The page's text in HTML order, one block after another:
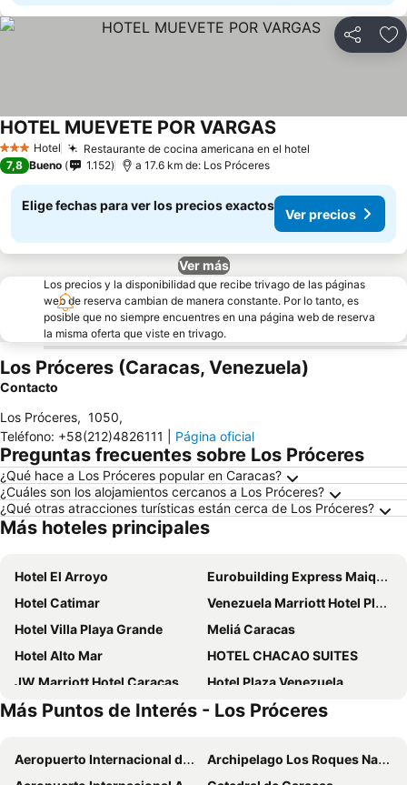
Compartir
3 Estrellas
Hotel Restaurante de cocina americana en el hotel
HOTEL MUEVETE POR VARGAS
7,8 Bueno 1.152 a 17.6 km de: Los Próceres
Elige fechas para ver los precios exactos
Ver precios
Ver más
Los precios y la disponibilidad que recibe trivago de las páginas
web de reserva cambian de manera constante. Por lo tanto, es
posible que no siempre encuentres en una página web de reserva
la misma oferta que viste en trivago.
Los Próceres (Caracas, Venezuela)
Contacto
Los Próceres, 1050,
Teléfono: +58(212)4826111 Página oficial
Preguntas frecuentes sobre Los Próceres
¿Qué hace a Los Próceres popular en Caracas?
¿Cuáles son los alojamientos cercanos a Los Próceres?
¿Qué otras atracciones turísticas están cerca de Los Próceres?
Más hoteles principales
Hotel El Arroyo
Eurobuilding Express Maiquetía
Hotel Catimar
Venezuela Marriott Hotel Playa Grande
Hotel Villa Playa Grande
Meliá Caracas
Hotel Alto Mar
HOTEL CHACAO SUITES
JW Marriott Hotel Caracas
Hotel Plaza Venezuela
Hotel brisas del mar 2022
Eurobuilding Hotel & Suites Caracas
Lidotel Centro Lido
HOTEL MUEVETE POR VARGAS
Más Puntos de Interés - Los Próceres
Aeropuerto Internacional de Maiquetía Simón Bolívar
Archipelago Los Roques National Park